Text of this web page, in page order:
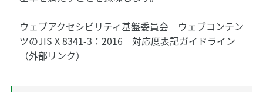
ウェブアクセシビリティ基盤委員会 ウェブコンテン
ツのJIS X 8341-3：2016 対応度表記ガイドライン
（外部リンク）